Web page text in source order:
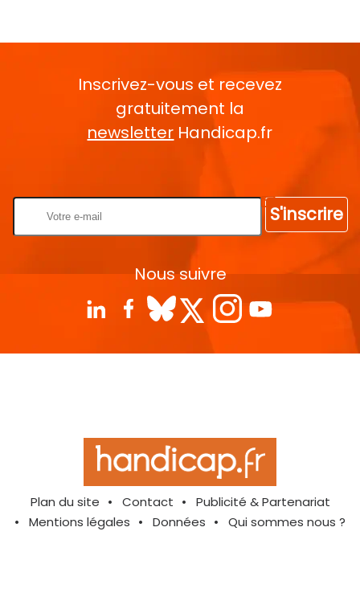
Inscrivez-vous et recevez
gratuitement la
newsletter Handicap.fr
S'inscrire
Nous suivre
Plan du site Contact
Publicité & Partenariat
Mentions légales
Données Qui sommes nous ?